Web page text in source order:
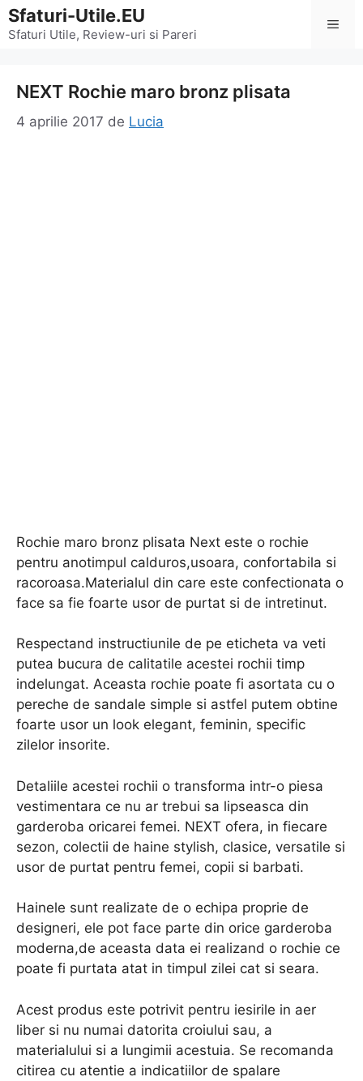
Sari
la
Sfaturi-Utile.EU
Sfaturi Utile, Review-uri si Pareri
NEXT Rochie maro bronz plisata
4 aprilie 2017 de Lucia
Rochie maro bronz plisata Next este o rochie
pentru anotimpul calduros,usoara, confortabila si
racoroasa.Materialul din care este confectionata o
face sa fie foarte usor de purtat si de intretinut.
Respectand instructiunile de pe eticheta va veti
putea bucura de calitatile acestei rochii timp
indelungat. Aceasta rochie poate fi asortata cu o
pereche de sandale simple si astfel putem obtine
foarte usor un look elegant, feminin, specific
zilelor insorite.
Detaliile acestei rochii o transforma intr-o piesa
vestimentara ce nu ar trebui sa lipseasca din
garderoba oricarei femei. NEXT ofera, in fiecare
sezon, colectii de haine stylish, clasice, versatile si
usor de purtat pentru femei, copii si barbati.
Hainele sunt realizate de o echipa proprie de
designeri, ele pot face parte din orice garderoba
moderna,de aceasta data ei realizand o rochie ce
poate fi purtata atat in timpul zilei cat si seara.
Acest produs este potrivit pentru iesirile in aer
liber si nu numai datorita croiului sau, a
materialului si a lungimii acestuia. Se recomanda
citirea cu atentie a indicatiilor de spalare